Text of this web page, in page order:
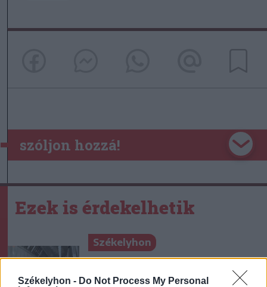
Székelyhon - Do Not Process My Personal
szóljon hozzá!
Ezek is érdekelhetik
Székelyhon
Vaddisznó szaladt le a
budapesti metróba, felszállt